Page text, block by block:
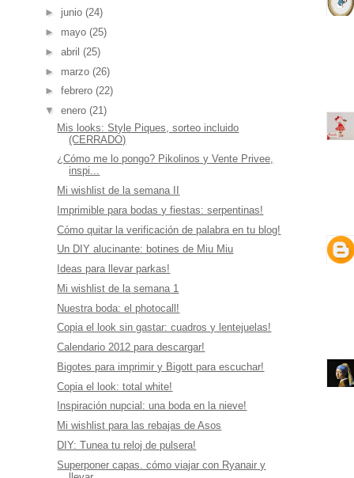
► junio (24)
► mayo (25)
► abril (25)
► marzo (26)
► febrero (22)
▼ enero (21)
Mis looks: Style Piques, sorteo incluido
(CERRADO)
¿Cómo me lo pongo? Pikolinos y Vente Privee,
inspi...
Mi wishlist de la semana II
Imprimible para bodas y fiestas: serpentinas!
Cómo quitar la verificación de palabra en tu blog!
Un DIY alucinante: botines de Miu Miu
Ideas para llevar parkas!
Mi wishlist de la semana 1
Nuestra boda: el photocall!
Copia el look sin gastar: cuadros y lentejuelas!
Calendario 2012 para descargar!
Bigotes para imprimir y Bigott para escuchar!
Copia el look: total white!
Inspiración nupcial: una boda en la nieve!
Mi wishlist para las rebajas de Asos
DIY: Tunea tu reloj de pulsera!
Superponer capas. cómo viajar con Ryanair y